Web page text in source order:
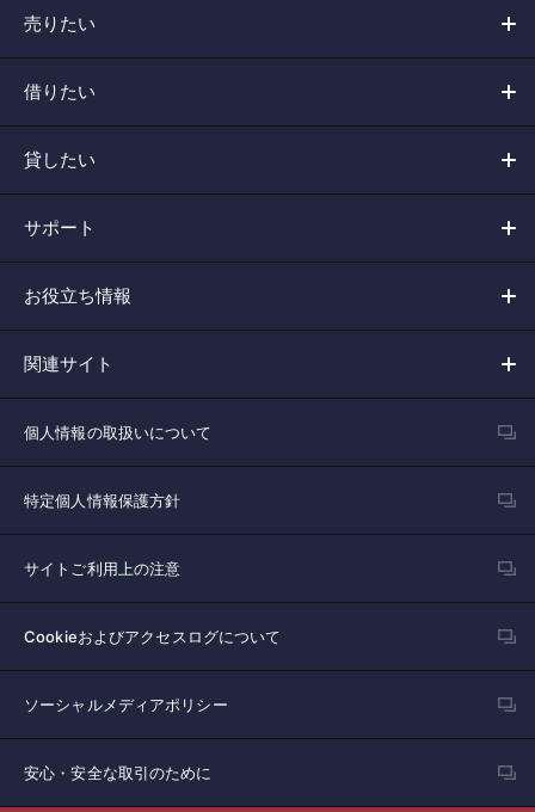
売りたい
借りたい
貸したい
サポート
お役立ち情報
関連サイト
個人情報の取扱いについて
特定個人情報保護方針
サイトご利用上の注意
Cookieおよびアクセスログについて
ソーシャルメディアポリシー
安心・安全な取引のために